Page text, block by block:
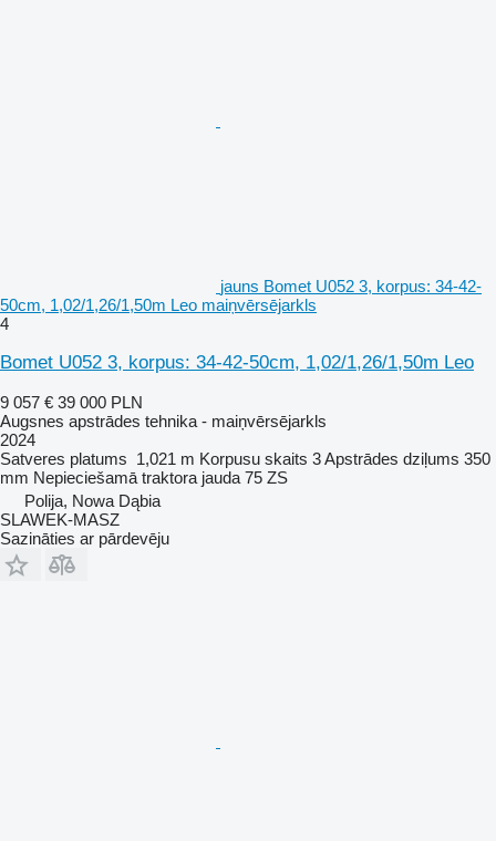
jauns Bomet U052 3, korpus: 34-42-
50cm, 1,02/1,26/1,50m Leo maiņvērsējarkls
4
Bomet U052 3, korpus: 34-42-50cm, 1,02/1,26/1,50m Leo
9 057 € 39 000 PLN
Augsnes apstrādes tehnika - maiņvērsējarkls
2024
Satveres platums 1,021 m Korpusu skaits 3Apstrādes dziļums 350
mm Nepieciešamā traktora jauda 75 ZS
Polija, Nowa Dąbia
SLAWEK-MASZ
Sazināties ar pārdevēju